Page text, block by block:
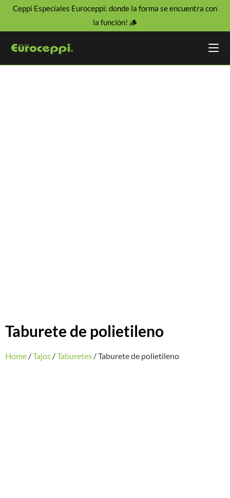
Ceppi Especiales Euroceppi: donde la forma se encuentra con
la función! 🪵
Taburete de polietileno
Home /Tajos /Taburetes / Taburete de polietileno